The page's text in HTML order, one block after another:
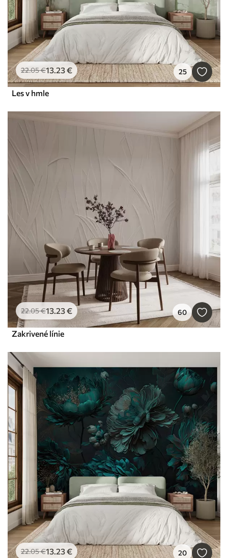
22.05€13.23€ 25
Les v hmle
22.05€13.23€ 60
Zakrivené línie
22.05€13.23€ 20